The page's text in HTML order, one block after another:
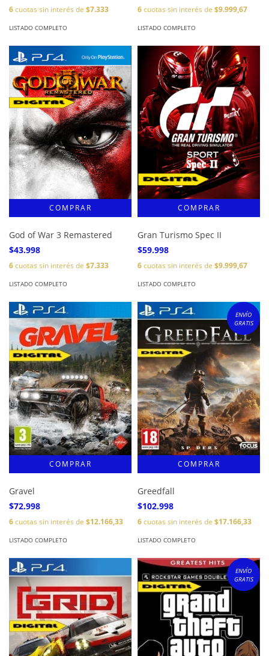
6cuotas sin interés de $7.333
LISTADO COMPLETO
6cuotas sin interés de $9.999,67
LISTADO COMPLETO
God of War 3 Remastered
$43.998
6cuotas sin interés de $7.333
LISTADO COMPLETO
Gran Turismo Spec II
$59.998
6cuotas sin interés de $9.999,67
LISTADO COMPLETO
Gravel
$72.998
6cuotas sin interés de $12.166,33
LISTADO COMPLETO
ENVÍO
GRATIS
Greedfall
$102.998
6cuotas sin interés de $17.166,33
LISTADO COMPLETO
ENVÍO
GRATIS